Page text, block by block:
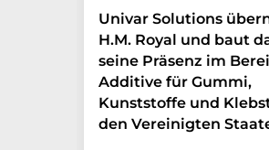
Univar Solutions
H.M. Royal und baut
seine Präsenz im
Additive für Gummi,
Kunststoffe und
den Vereinigten